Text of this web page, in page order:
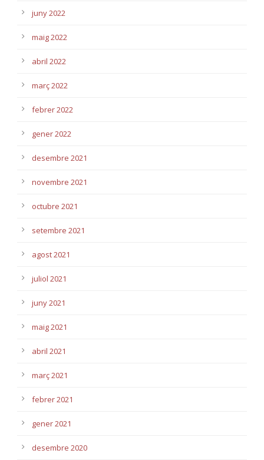
juny 2022
maig 2022
abril 2022
març 2022
febrer 2022
gener 2022
desembre 2021
novembre 2021
octubre 2021
setembre 2021
agost 2021
juliol 2021
juny 2021
maig 2021
abril 2021
març 2021
febrer 2021
gener 2021
desembre 2020